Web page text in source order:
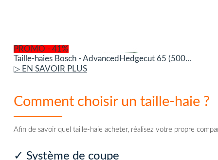
PROMO - 41%
Taille-haies Bosch - AdvancedHedgecut 65 (500...
▷ EN SAVOIR PLUS
Comment choisir un taille-haie ?
Afin de savoir quel taille-haie acheter, réalisez votre propre
✓ Système de coupe